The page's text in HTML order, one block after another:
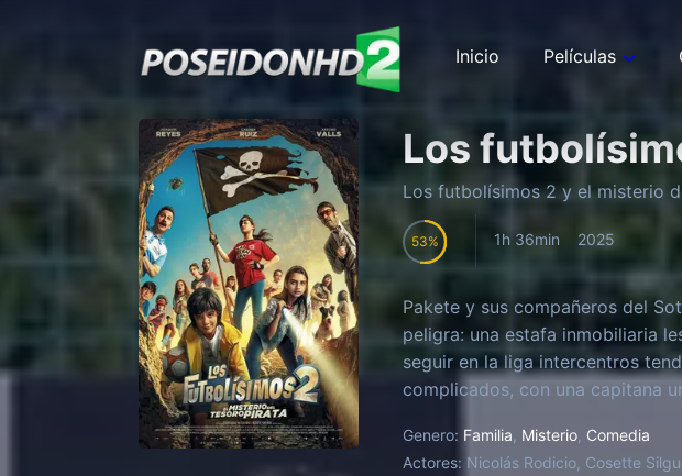
Inicio Películas
Los
Los futbolísimos 2 y el misterio
53 1h 36min 2025
Pakete y sus compañeros del
peligra: una estafa inmobiliaria
seguir en la liga intercentros
complicados, con una capitana
futbolísimos’ tendrán que
Genero: Familia Misterio Comedia
Actores: Nicolás Rodicio, Cosette